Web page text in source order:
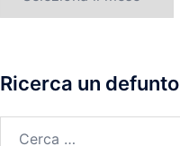
Ricerca un defunto